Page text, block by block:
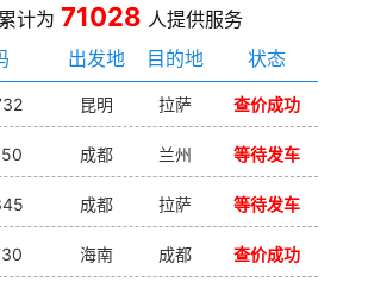
计为 71028 人提供服务
出发地 目的地 状态
昆明 拉萨 查价成功
成都 兰州 等待发车
成都 拉萨 等待发车
海南 成都 查价成功